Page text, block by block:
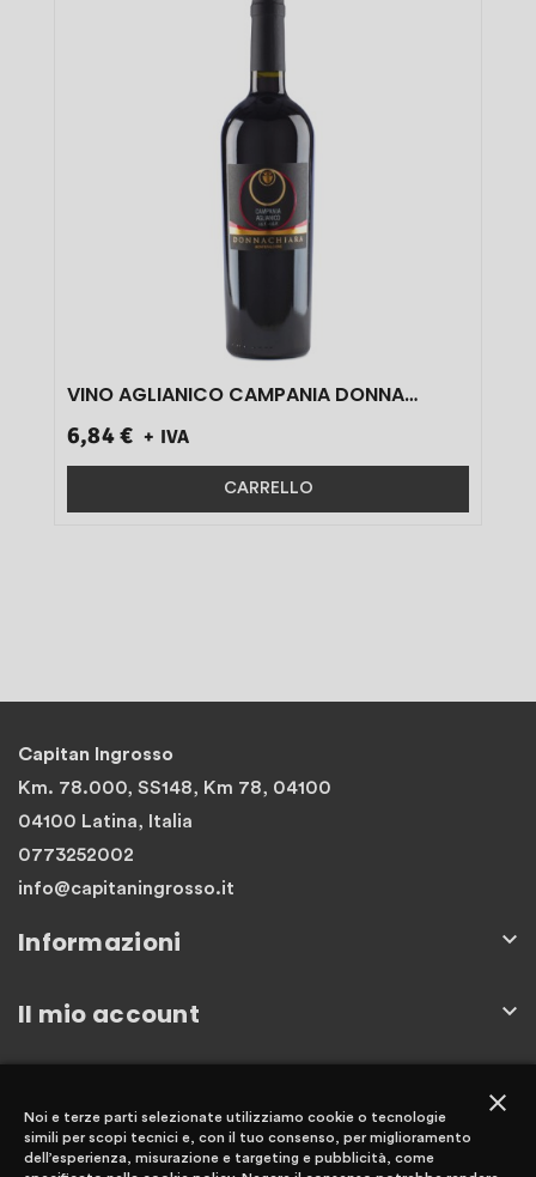
VINO AGLIANICO CAMPANIA DONNA
6,84 € + IVA
CARRELLO
Capitan Ingrosso
Km. 78.000, SS148, Km 78, 04100
04100 Latina, Italia
0773252002
info@capitaningrosso.it
Informazioni 
Il mio account 
close
Noi e terze parti selezionate utilizziamo cookie o tecnologie
simili per scopi tecnici e, con il tuo consenso, per miglioramento
dell’esperienza, misurazione e targeting e pubblicità, come